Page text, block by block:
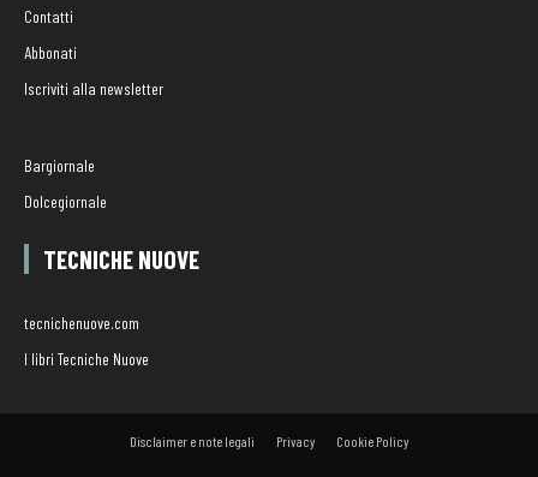
Contatti
Abbonati
Iscriviti alla newsletter
Bargiornale
Dolcegiornale
TECNICHE NUOVE
tecnichenuove.com
I libri Tecniche Nuove
Disclaimer e note legali Privacy Cookie Policy